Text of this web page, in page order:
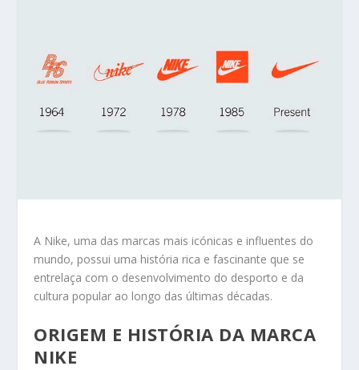
A Nike, uma das marcas mais icónicas e influentes do
mundo, possui uma história rica e fascinante que se
entrelaça com o desenvolvimento do desporto e da
cultura popular ao longo das últimas décadas.
ORIGEM E HISTÓRIA DA MARCA
NIKE